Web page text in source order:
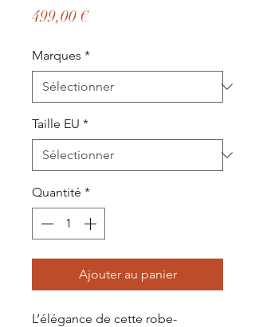
499,00 €Prix
Marques *
Taille EU *
Quantité *
Ajouter au panier
L’élégance de cette robe-